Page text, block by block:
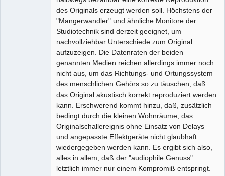
des Originals erzeugt werden soll. Höchstens der
"Mangerwandler" und ähnliche Monitore der
Studiotechnik sind derzeit geeignet, um
nachvollziehbar Unterschiede zum Original
aufzuzeigen. Die Datenraten der beiden
genannten Medien reichen allerdings immer noch
nicht aus, um das Richtungs- und Ortungssystem
des menschlichen Gehörs so zu täuschen, daß
das Original akustisch korrekt reproduziert werden
kann. Erschwerend kommt hinzu, daß, zusätzlich
bedingt durch die kleinen Wohnräume, das
Originalschallereignis ohne Einsatz von Delays
und angepasste Effektgeräte nicht glaubhaft
wiedergegeben werden kann. Es ergibt sich also,
alles in allem, daß der "audiophile Genuss"
letztlich immer nur einem Kompromiß entspringt.